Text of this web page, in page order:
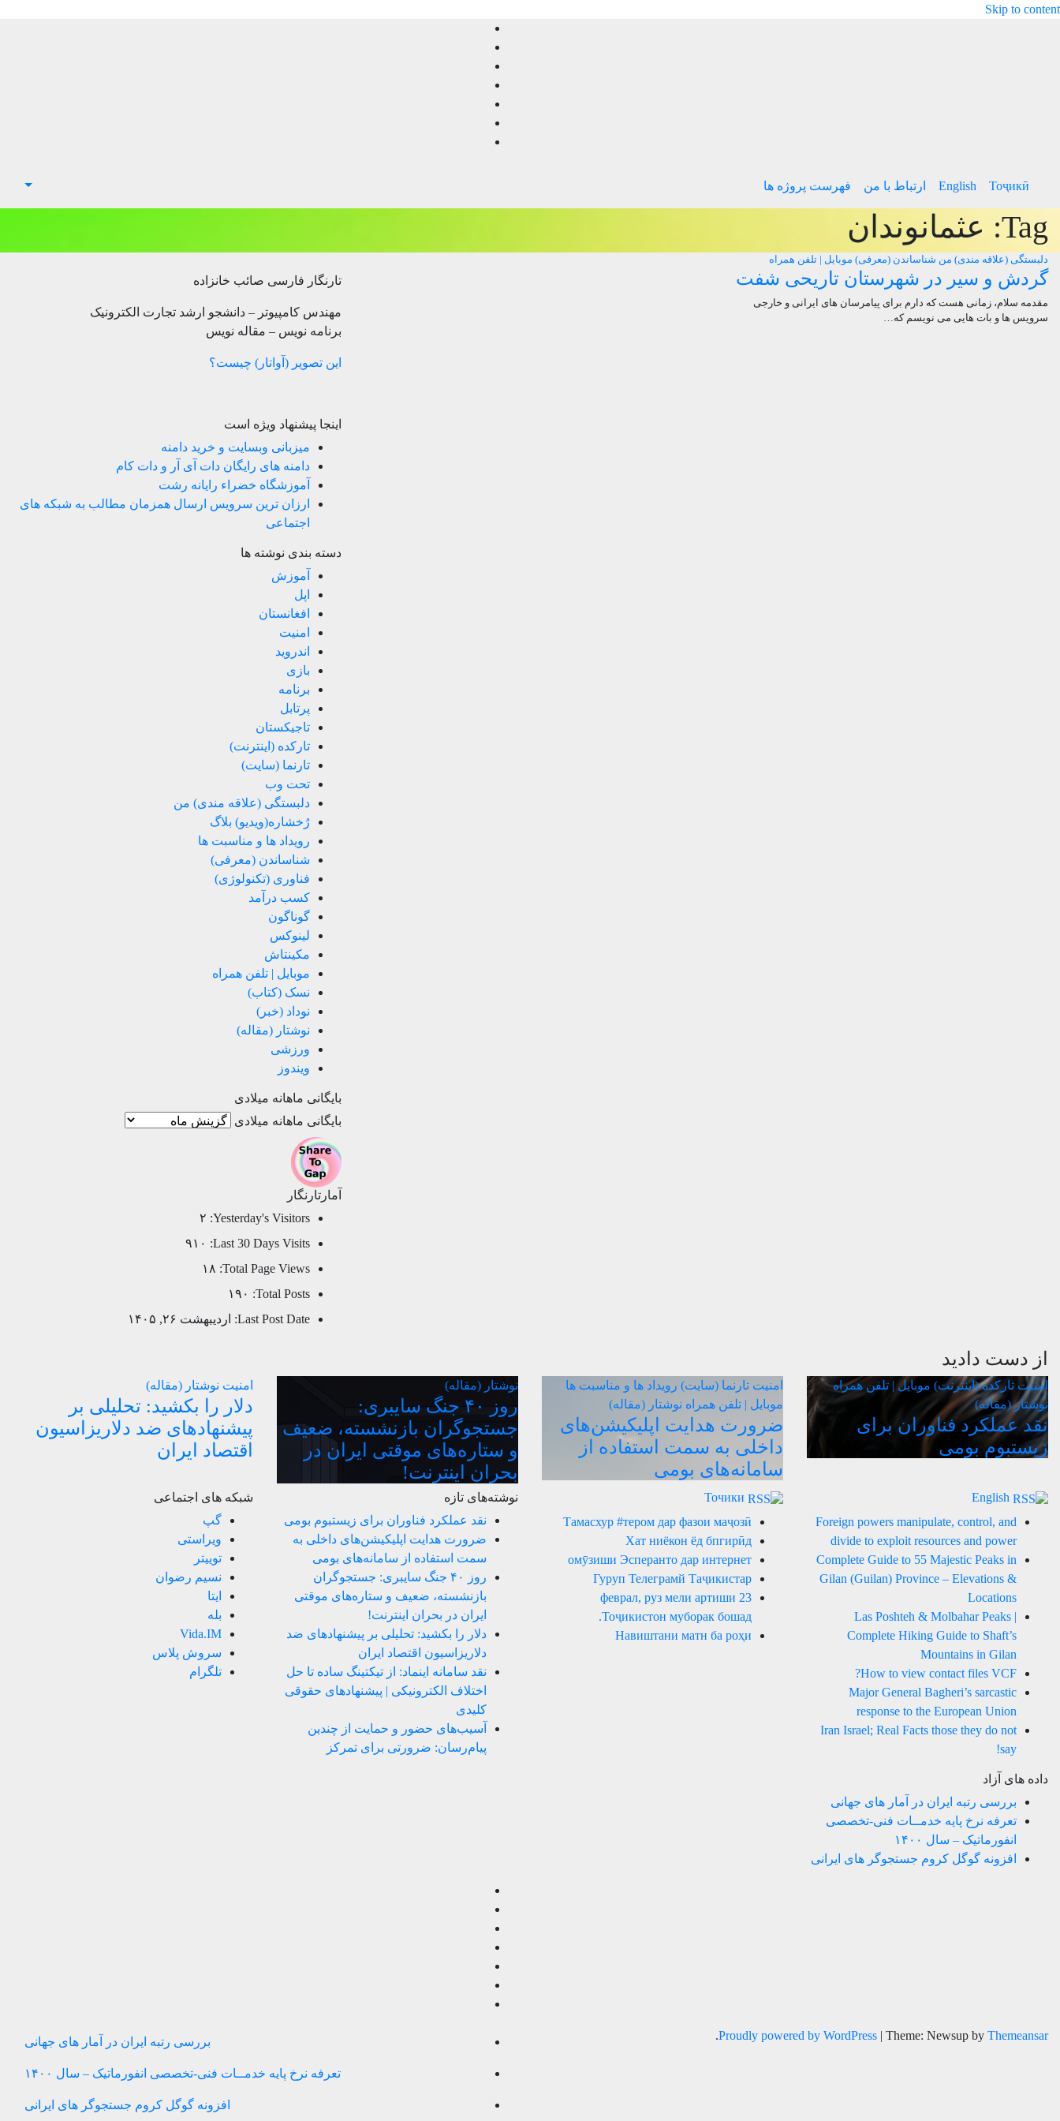
Skip to content
Тоҷикӣ
English ارتباط با من فهرست پروژه ها
Tag: عثمانوندان
دلبستگی (علاقه مندی) من شناساندن (معرفی) موبایل | تلفن همراه
گردش و سیر در شهرستان تاریحی شفت
مقدمه سلام، زمانی هست که دارم برای پیامرسان های ایرانی و خارجی
سرویس ها و بات هایی می نویسم که…
تارنگار فارسی صائب خانزاده
مهندس کامپیوتر – دانشجو ارشد تجارت الکترونیک
برنامه نویس – مقاله نویس
این تصویر (آواتار) چیست؟
اینجا پیشنهاد ویژه است
میزبانی وبسایت و خرید دامنه
دامنه های رایگان دات آی آر و دات کام
آموزشگاه خضراء رایانه رشت
ارزان ترین سرویس ارسال همزمان مطالب به شبکه های
اجتماعی
دسته بندی نوشته ها
آموزش
اپل
افغانستان
امنیت
اندروید
بازی
برنامه
پرتابل
تاجیکستان
تارکده (اینترنت)
تارنما (سایت)
تحت وب
دلبستگی (علاقه مندی) من
رُخشاره(ویدیو) بلاگ
رویداد ها و مناسبت ها
شناساندن (معرفی)
فناوری (تکنولوژی)
کسب درآمد
گوناگون
لینوکس
مکینتاش
موبایل | تلفن همراه
نسک (کتاب)
نوداد (خبر)
نوشتار (مقاله)
ورزشی
ویندوز
بایگانی ماهانه میلادی
بایگانی ماهانه میلادی
آمارتارنگار
Yesterday's Visitors: ۲
Last 30 Days Visits:
۹۱۰
Total Page Views: ۱۸
Total Posts:
۱۹۰
Last Post Date:
اردیبهشت ۲۶, ۱۴۰۵
از دست دادید
امنیت تارکده (اینترنت) موبایل | تلفن همراه
نوشتار (مقاله)
نقد عملکرد فناوران برای
زیستبوم بومی
امنیت تارنما (سایت) رویداد ها و مناسبت ها
موبایل | تلفن همراه نوشتار (مقاله)
ضرورت هدایت اپلیکیشن‌های
داخلی به سمت استفاده از
سامانه‌های بومی
نوشتار (مقاله)
روز ۴۰ جنگ سایبری:
جستجوگران بازنشسته، ضعیف
و ستاره‌های موقتی ایران در
بحران اینترنت!
امنیت نوشتار (مقاله)
دلار را بکشید: تحلیلی بر
پیشنهادهای ضد دلاریزاسیون
اقتصاد ایران
English
Foreign powers manipulate, control, and
divide to exploit resources and power
Complete Guide to 55 Majestic Peaks in
Gilan (Guilan) Province – Elevations &
Locations
Las Poshteh & Molbahar Peaks |
Complete Hiking Guide to Shaft’s
Mountains in Gilan
How to view contact files VCF?
Major General Bagheri’s sarcastic
response to the European Union
Iran Israel; Real Facts those they do not
say!
Точики
Тамасхур #тером дар фазои маҷозӣ
Хат ниёкон ёд бпгирӣд
омӯзиши Эсперанто дар интернет
Гуруп Телеграмй Таҷикистар
23 феврал, руз мели артиши
Тоҷикистон муборак бошад.
Навиштани матн ба роҳи
نوشته‌های تازه
نقد عملکرد فناوران برای زیستبوم بومی
ضرورت هدایت اپلیکیشن‌های داخلی به
سمت استفاده از سامانه‌های بومی
روز ۴۰ جنگ سایبری: جستجوگران
بازنشسته، ضعیف و ستاره‌های موقتی
ایران در بحران اینترنت!
دلار را بکشید: تحلیلی بر پیشنهادهای ضد
دلاریزاسیون اقتصاد ایران
نقد سامانه اینماد: از تیکتینگ ساده تا حل
اختلاف الکترونیکی | پیشنهادهای حقوقی
کلیدی
آسیب‌های حضور و حمایت از چندین
پیام‌رسان: ضرورتی برای تمرکز
شبکه های اجتماعی
گپ
ویراستی
توییتر
نسیم رضوان
ایتا
بله
Vida.IM
سروش پلاس
تلگرام
داده های آزاد
بررسی رتبه ایران در آمار های جهانی
تعرفه نرخ پایه خدمــات فنی-تخصصی
انفورماتیک – سال ۱۴۰۰
افزونه گوگل کروم جستجوگر های ایرانی
Proudly powered by WordPress | Theme: Newsup by Themeansar
. بررسی رتبه ایران در آمار های جهانی
تعرفه نرخ پایه خدمــات فنی-تخصصی انفورماتیک – سال ۱۴۰۰
افزونه گوگل کروم جستجوگر های ایرانی